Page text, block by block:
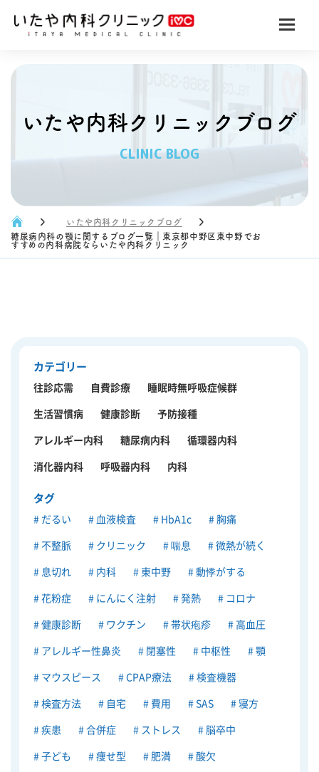
いたや内科クリニックブログ
CLINIC BLOG
いたや内科クリニックブログ
糖尿病内科の顎に関するブログ一覧｜東京都中野区東中野でお
すすめの内科病院ならいたや内科クリニック
カテゴリー
往診応需 自費診療 睡眠時無呼吸症候群
生活習慣病 健康診断 予防接種
アレルギー内科 糖尿病内科 循環器内科
消化器内科 呼吸器内科 内科
タグ
だるい 血液検査 HbA1c 胸痛
不整脈 クリニック 喘息 微熱が続く
息切れ 内科 東中野 動悸がする
花粉症 にんにく注射 発熱 コロナ
健康診断 ワクチン 帯状疱疹 高血圧
アレルギー性鼻炎 閉塞性 中枢性 顎
マウスピース CPAP療法 検査機器
検査方法 自宅 費用 SAS 寝方
疾患 合併症 ストレス 脳卒中
子ども 痩せ型 肥満 酸欠